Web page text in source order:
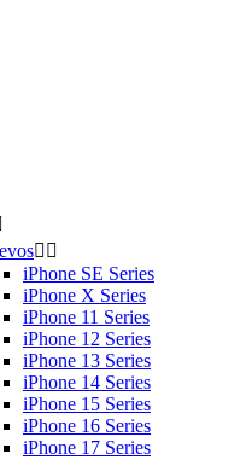
 
iPhone SE Series
iPhone X Series
iPhone 11 Series
iPhone 12 Series
iPhone 13 Series
iPhone 14 Series
iPhone 15 Series
iPhone 16 Series
iPhone 17 Series